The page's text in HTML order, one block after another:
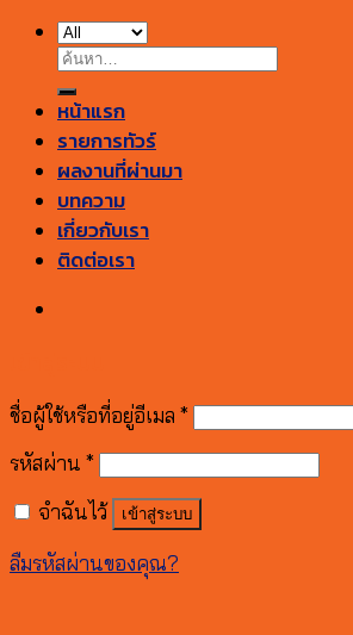
ค้นหา:
หน้าแรก
รายการทัวร์
ผลงานที่ผ่านมา
บทความ
เกี่ยวกับเรา
ติดต่อเรา
ชื่อผู้ใช้หรือที่อยู่อีเมล *
รหัสผ่าน *
จำฉันไว้
เข้าสู่ระบบ
ลืมรหัสผ่านของคุณ?